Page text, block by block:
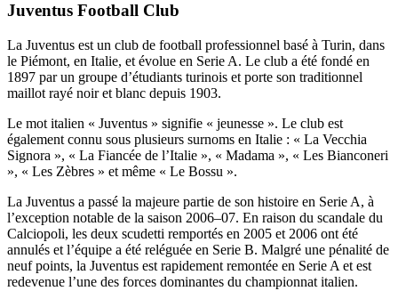
Juventus Football Club
La Juventus est un club de football professionnel basé à Turin, dans
le Piémont, en Italie, et évolue en Serie A. Le club a été fondé en
1897 par un groupe d’étudiants turinois et porte son traditionnel
maillot rayé noir et blanc depuis 1903.
Le mot italien « Juventus » signifie « jeunesse ». Le club est
également connu sous plusieurs surnoms en Italie : « La Vecchia
Signora », « La Fiancée de l’Italie », « Madama », « Les Bianconeri
», « Les Zèbres » et même « Le Bossu ».
La Juventus a passé la majeure partie de son histoire en Serie A, à
l’exception notable de la saison 2006–07. En raison du scandale du
Calciopoli, les deux scudetti remportés en 2005 et 2006 ont été
annulés et l’équipe a été reléguée en Serie B. Malgré une pénalité de
neuf points, la Juventus est rapidement remontée en Serie A et est
redevenue l’une des forces dominantes du championnat italien.